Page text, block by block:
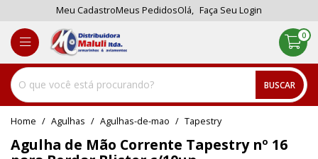
Meu CadastroMeus PedidosOlá, Faça Seu Login
BUSCAR
0
home Agulhas agulhas-de-mao tapestry
Agulha de Mão Corrente Tapestry nº 16